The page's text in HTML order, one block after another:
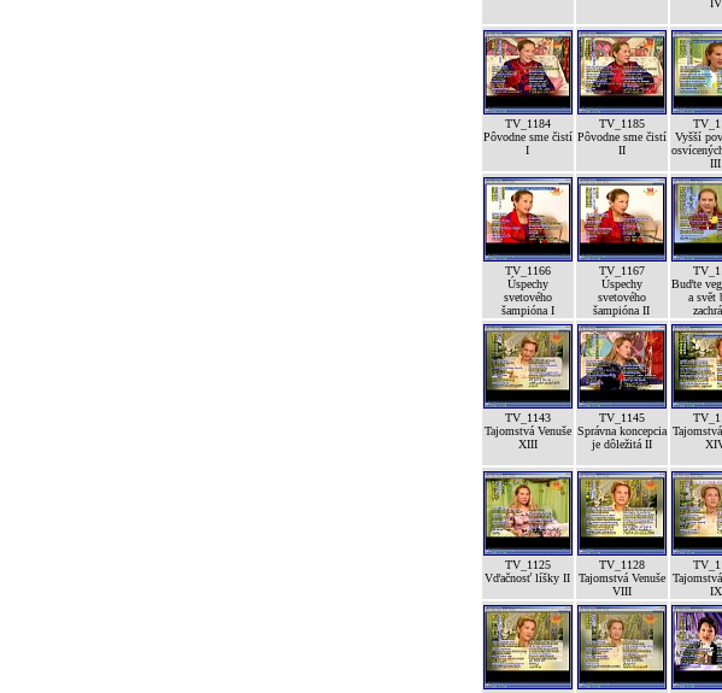
IV
TV_1184
Pôvodne sme čistí
I
TV_1185
Pôvodne sme čistí
II
Vyšší
III
TV_1166
Úspechy
svetového
šampióna I
TV_1167
Úspechy
svetového
šampióna II
Buďte
a svět
TV_1143
Tajomstvá Venuše
XIII
TV_1145
Správna koncepcia
je dôležitá II
TV_1125
Vďačnosť líšky II
TV_1128
Tajomstvá Venuše
VIII
IX